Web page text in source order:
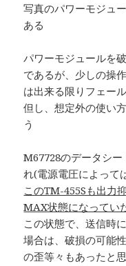
写真のパワーモジュ
ある
パワーモジュールを
であるが、少しの操
は出来る限りフェー
但し、想定外の使い
う
M67728のデータシ
れ(電源電圧によって
このTM-455Sも出力
MAX状態になってい
この状態で、送信時
場合は、破損の可能
の歪等々もあったと